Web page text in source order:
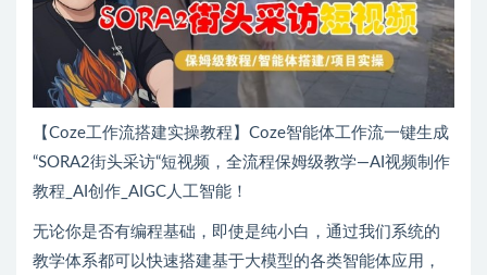
【Coze工作流搭建实操教程】Coze智能体工作流一键生成
“SORA2街头采访“短视频，全流程保姆级教学—AI视频制作
教程_AI创作_AIGC人工智能！
无论你是否有编程基础，即使是纯小白，通过我们系统的
教学体系都可以快速搭建基于大模型的各类智能体应用，